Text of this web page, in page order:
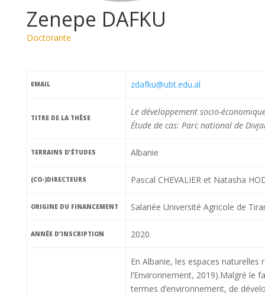
Zenepe DAFKU
Doctorante
EMAIL zdafku@ubt.edu.al
TITRE DE LA THÈSE
Le développement socio-
Étude de cas: Parc national de
TERRAINS D’ÉTUDES Albanie
(CO-)DIRECTEURS Pascal CHEVALIER et Natasha
ORIGINE DU FINANCEMENT Salariée Université Agricole de
ANNÉE D’INSCRIPTION 2020
En Albanie, les espaces
l’Environnement, 2019).Malgré le
termes d’environnement, de